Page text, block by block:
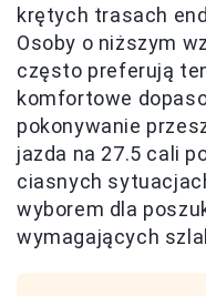
krętych trasach
Osoby o niższym
często preferują
komfortowe
pokonywanie
jazda na 27.5 cali
ciasnych
wyborem dla
wymagających